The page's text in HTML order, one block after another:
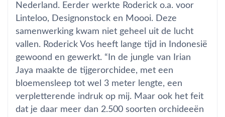
Nederland. Eerder werkte Roderick o.a. voor
Linteloo, Designonstock en Moooi. Deze
samenwerking kwam niet geheel uit de lucht
vallen. Roderick Vos heeft lange tijd in Indonesië
gewoond en gewerkt. “In de jungle van Irian
Jaya maakte de tijgerorchidee, met een
bloemensleep tot wel 3 meter lengte, een
verpletterende indruk op mij. Maar ook het feit
dat je daar meer dan 2.500 soorten orchideeën